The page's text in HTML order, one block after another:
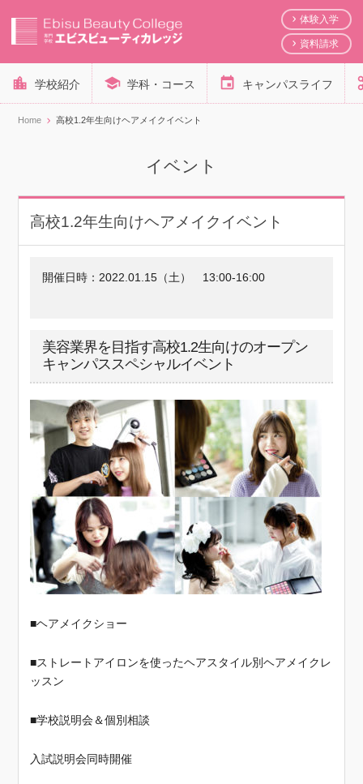
体験入学
資料請求
学校紹介 学科・コース キャンパスライフ
Home 高校1.2年生向けヘアメイクイベント
イベント
高校1.2年生向けヘアメイクイベント
開催日時： 2022.01.15（土） 13:00-16:00
美容業界を目指す高校1.2生向けのオープン
キャンパススペシャルイベント
■ヘアメイクショー
■ストレートアイロンを使ったヘアスタイル別ヘアメイクレ
ッスン
■学校説明会＆個別相談
入試説明会同時開催